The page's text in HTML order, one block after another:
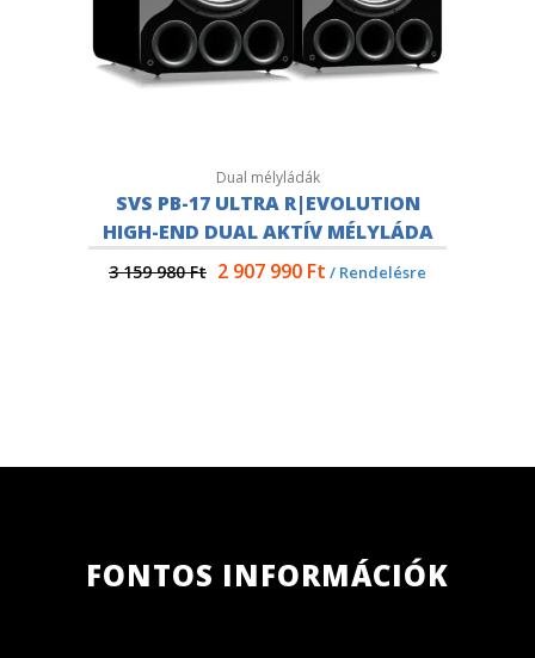
Dual mélyládák
SVS PB-17 ULTRA R|EVOLUTION
HIGH-END DUAL AKTÍV MÉLYLÁDA
3 159 980Ft 2 907 990 Ft / Rendelésre
FONTOS INFORMÁCIÓK